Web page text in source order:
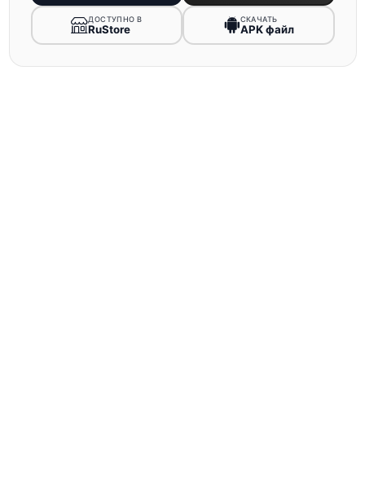
ДОСТУПНО В
RuStore
СКАЧАТЬ
APK файл